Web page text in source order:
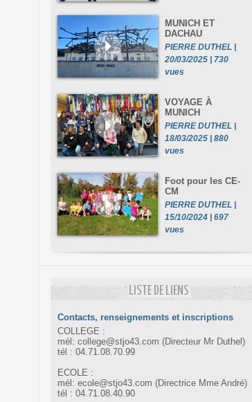
MUNICH ET
DACHAU
PIERRE DUTHEL |
20/03/2025 | 730
vues
VOYAGE À
MUNICH
PIERRE DUTHEL |
18/03/2025 | 880
vues
Foot pour les CE-
CM
PIERRE DUTHEL |
15/10/2024 | 697
vues
LISTE DE LIENS
Contacts, renseignements et inscriptions
COLLEGE :
mél: college@stjo43.com (Directeur Mr Duthel)
tél : 04.71.08.70.99
ECOLE :
mél: ecole@stjo43.com (Directrice Mme André)
tél : 04.71.08.40.90